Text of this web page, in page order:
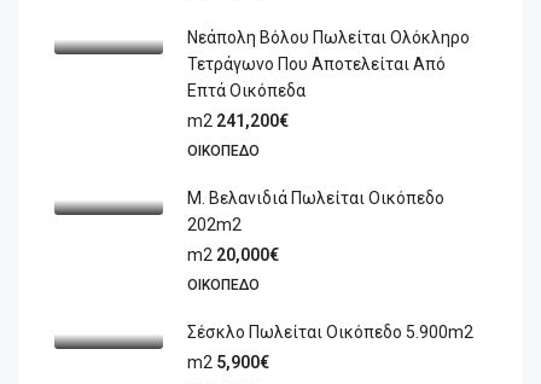
Νεάπολη Βόλου Πωλείται Ολόκληρο
Τετράγωνο Που Αποτελείται Από
Επτά Οικόπεδα
m2 241,200€
ΟΙΚΌΠΕΔΟ
Μ. Βελανιδιά Πωλείται Οικόπεδο
202m2
m2 20,000€
ΟΙΚΌΠΕΔΟ
Σέσκλο Πωλείται Οικόπεδο 5.900m2
m2 5,900€